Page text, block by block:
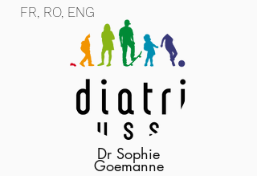
FR, RO, ENG
Dr Sophie
Goemanne